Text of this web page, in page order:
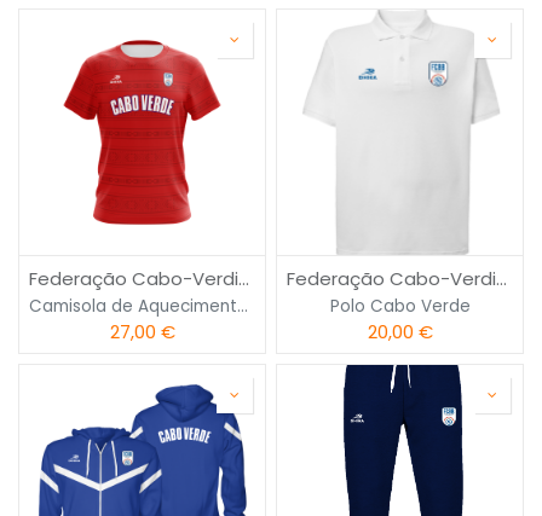
Federação Cabo-Verdiana de Basquetebol
Camisola de Aquecimento Cabo Verde
27,00 €
Federação Cabo-Verdiana de Basquetebol
Polo Cabo Verde
20,00 €